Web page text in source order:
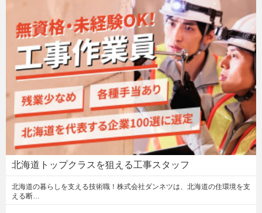
北海道トップクラスを狙える工事スタッフ
北海道の暮らしを支える技術職！株式会社ダンネツは、北海道の住環境を支
える断…